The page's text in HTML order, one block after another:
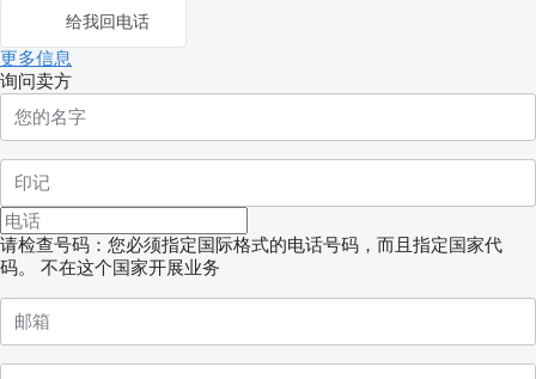
给我回电话
更多信息
询问卖方
请检查号码：您必须指定国际格式的电话号码，而且指定国家代
码。
不在这个国家开展业务